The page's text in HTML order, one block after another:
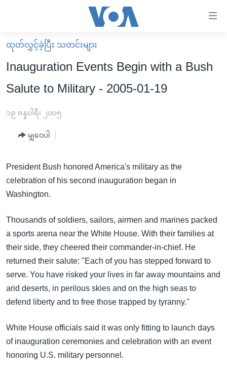
လွယ်ကူ
စေ
သည့်
များ
ပင်မ
ညွန်း
စာမျက်နှာ
ကျော်
ကြည့်
ရှာဖွေ
ရန်
နေရာ
မူလစာမျက်နှာ
မြန်မာ
ကမ္ဘာ့သတင်းများ
နိုင်ငံတကာ
အစ္စရေး-ပါလက်စတိုင်း
ရပ်ဝန်းတခု လမ်းတခု အလွန်
အင်္ဂလိပ်စာလေ့လာမယ်
အမေရိကန်သုံးအီဒီယံ
မကြေးမုံရဲ့ အင်္ဂလိပ်စာ
ရုပ်ရှင်ထဲက အင်္ဂလိပ်စာ
သုတပဒေသာ အင်္ဂလိပ်စာ
အပတ်စဉ်ကဏ္ဍများ
ရေဒီယို
တီဗွီ
ရေဒီယိုနှင့်ရုပ်သံ အချက်အလက်များ
ရေဒီယို/တီဗွီအစီအစဉ်
Learning English
ဗွီအိုအေ လူမှုကွန်ယက်များ
ထုတ်လွှင့်ခဲ့ပြီး သတင်းများ
Inauguration Events Begin with a Bush
Salute to Military - 2005-01-19
၁၉ ဇန္နဝါရီ၊ ၂၀၀၅
မျှဝေပါ
President Bush honored America's military as the
celebration of his second inauguration began in
Washington.
Thousands of soldiers, sailors, airmen and marines packed
a sports arena near the White House. With their families at
their side, they cheered their commander-in-chief. He
returned their salute: "Each of you has stepped forward to
serve. You have risked your lives in far away mountains and
arid deserts, in perilous skies and on the high seas to
defend liberty and to free those trapped by tyranny."
White House officials said it was only fitting to launch days
of inauguration ceremonies and celebration with an event
honoring U.S. military personnel.